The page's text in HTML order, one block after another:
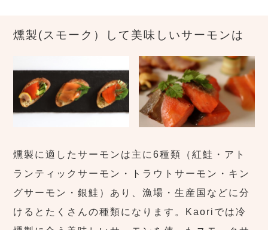
燻製(スモーク）して美味しいサーモンは
燻製に適したサーモンは主に6種類（紅鮭・アト
ランティックサーモン・トラウトサーモン・キン
グサーモン・銀鮭）あり、漁場・生産国などに分
けるとたくさんの種類になります。Kaoriでは冷